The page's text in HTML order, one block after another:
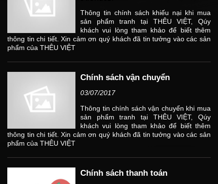
Thông tin chính sách khiếu nại khi mua
sản phẩm tranh tại THÊU VIỆT, Qúy
khách vui lòng tham khảo để biết thêm
thông tin chi tiết. Xin cảm ơn quý khách đã tin tưởng vào các sản
phẩm của THÊU VIỆT
Chính sách vận chuyển
03/07/2017
Thông tin chính sách vận chuyển khi mua
sản phẩm tranh tại THÊU VIỆT, Qúy
khách vui lòng tham khảo để biết thêm
thông tin chi tiết. Xin cảm ơn quý khách đã tin tưởng vào các sản
phẩm của THÊU VIỆT
Chính sách thanh toán